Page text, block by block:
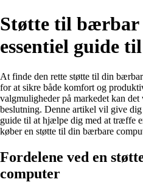
Støtte til bærbar
essentiel guide
At finde den rette støtte til din
for at sikre både komfort og
valgmuligheder på markedet kan
beslutning. Denne artikel vil give
guide til at hjælpe dig med at træffe
køber en støtte til din bærbare
Fordelene ved en
computer